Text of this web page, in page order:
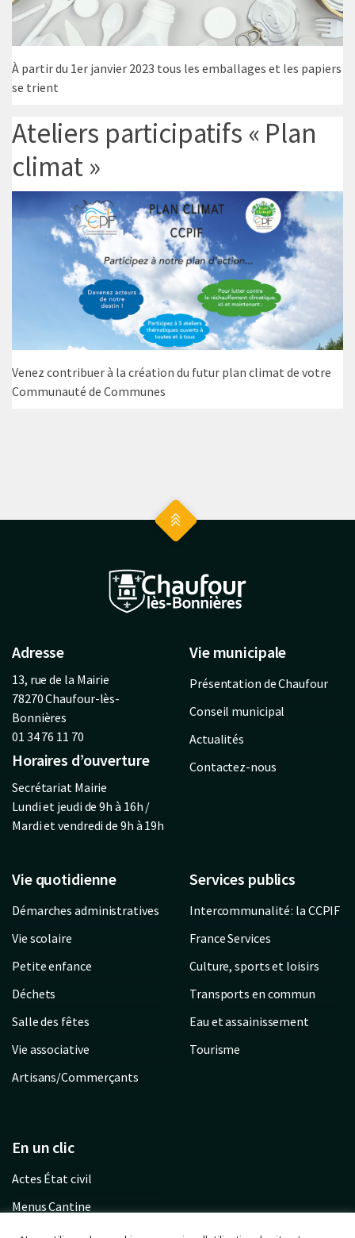
À partir du 1er janvier 2023 tous les emballages et les papiers
se trient
Ateliers participatifs « Plan
climat »
Venez contribuer à la création du futur plan climat de votre
Communauté de Communes
Adresse
13, rue de la Mairie
78270 Chaufour-lès-
Bonnières
01 34 76 11 70
Horaires d’ouverture
Secrétariat Mairie
Lundi et jeudi de 9h à 16h /
Mardi et vendredi de 9h à 19h
Vie municipale
Présentation de Chaufour
Conseil municipal
Actualités
Contactez-nous
Vie quotidienne
Démarches administratives
Vie scolaire
Petite enfance
Déchets
Salle des fêtes
Vie associative
Artisans/Commerçants
Services publics
Intercommunalité : la CCPIF
France Services
Culture, sports et loisirs
Transports en commun
Eau et assainissement
Tourisme
En un clic
Actes État civil
Menus Cantine
Garderie communale